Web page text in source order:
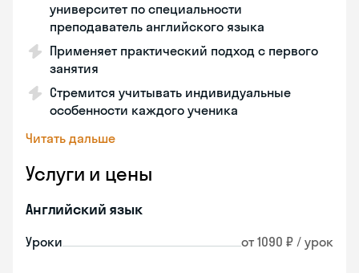
университет по специальности
преподаватель английского языка
Применяет практический подход с первого
занятия
Стремится учитывать индивидуальные
особенности каждого ученика
Читать дальше
Услуги и цены
Английский язык
Уроки от 1090 ₽ / урок